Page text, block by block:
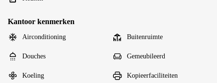
Kantoor kenmerken
Airconditioning Buitenruimte
Douches Gemeubileerd
Koeling Kopieerfaciliteiten